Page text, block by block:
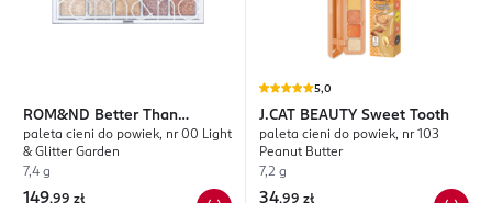
ROM&ND Better Than
Palette
paleta cieni do powiek, nr 00 Light
& Glitter Garden
7,4 g
149,99 zł
5,0
J.CAT BEAUTY Sweet Tooth
paleta cieni do powiek, nr 103
Peanut Butter
7,2 g
34,99 zł